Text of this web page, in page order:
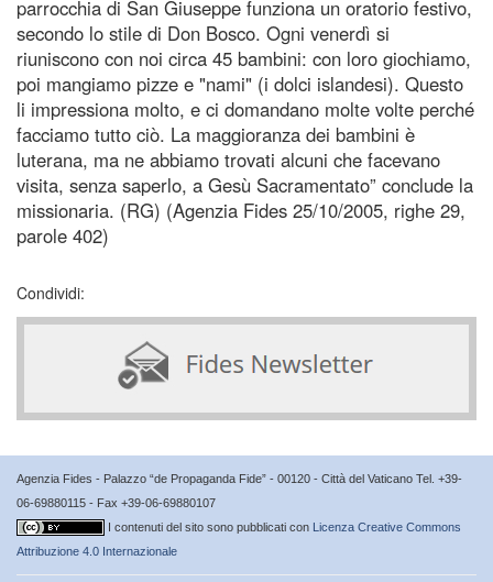
parrocchia di San Giuseppe funziona un oratorio festivo,
secondo lo stile di Don Bosco. Ogni venerdì si
riuniscono con noi circa 45 bambini: con loro giochiamo,
poi mangiamo pizze e "nami" (i dolci islandesi). Questo
li impressiona molto, e ci domandano molte volte perché
facciamo tutto ciò. La maggioranza dei bambini è
luterana, ma ne abbiamo trovati alcuni che facevano
visita, senza saperlo, a Gesù Sacramentato” conclude la
missionaria. (RG) (Agenzia Fides 25/10/2005, righe 29,
parole 402)
Condividi:
Agenzia Fides - Palazzo “de Propaganda Fide” - 00120 - Città del Vaticano Tel. +39-
06-69880115 - Fax +39-06-69880107
I contenuti del sito sono pubblicati con Licenza Creative Commons
Attribuzione 4.0 Internazionale